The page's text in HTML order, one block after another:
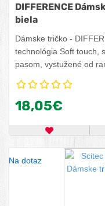
DIFFERENCE
biela
Dámske tričko -
technológia Soft touch,
pasom, vystužené od
18,05€
OBĽÚBENÝ
Na dotaz